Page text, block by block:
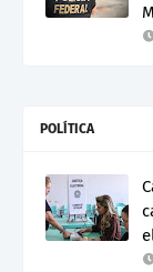
POLÍTICA